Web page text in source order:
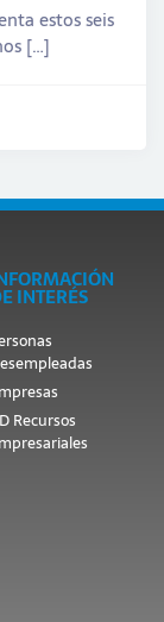
estos seis
[…]
INTERÉS
Recursos